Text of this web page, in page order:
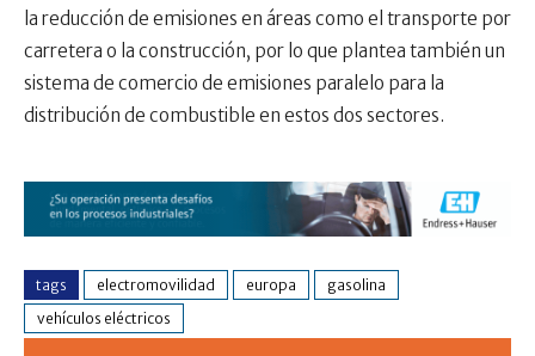
la reducción de emisiones en áreas como el transporte por
carretera o la construcción, por lo que plantea también un
sistema de comercio de emisiones paralelo para la
distribución de combustible en estos dos sectores.
tags electromovilidad europa
gasolina
vehículos eléctricos